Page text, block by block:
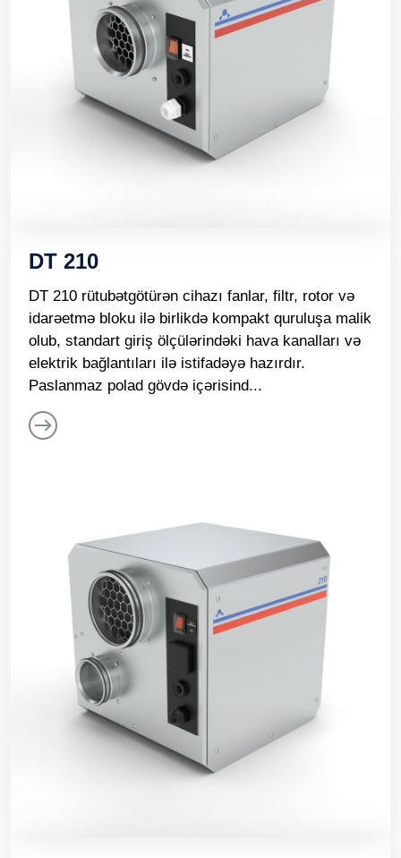
DT 210
DT 210 rütubətgötürən cihazı fanlar, filtr, rotor və
idarəetmə bloku ilə birlikdə kompakt quruluşa malik
olub, standart giriş ölçülərindəki hava kanalları və
elektrik bağlantıları ilə istifadəyə hazırdır.
Paslanmaz polad gövdə içərisind...